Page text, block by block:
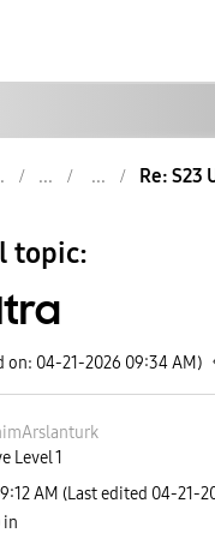
Re: S23
topic:
on: 04-21-2026 09:34 AM)
rk
Level 1
AM (Last edited ‎04-21-
in